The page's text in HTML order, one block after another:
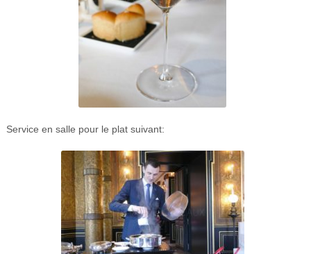
Service en salle pour le plat suivant: